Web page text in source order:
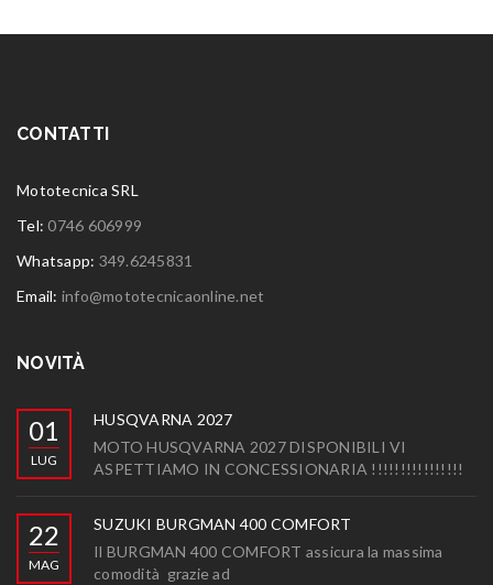
CONTATTI
Mototecnica SRL
Tel:0746 606999
Whatsapp: 349.6245831
Email: info@mototecnicaonline.net
NOVITÀ
01
LUG
HUSQVARNA 2027
MOTO HUSQVARNA 2027 DISPONIBILI VI
ASPETTIAMO IN CONCESSIONARIA !!!!!!!!!!!!!!!!
22
MAG
SUZUKI BURGMAN 400 COMFORT
Il BURGMAN 400 COMFORT assicura la massima
comodità grazie ad